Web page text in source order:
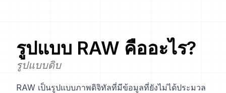
รูปแบบ RAW คืออะไร?
รูปแบบดิบ
RAW เป็นรูปแบบภาพดิจิทัลที่มีข้อมูลที่ยังไม่ได้ประมวล